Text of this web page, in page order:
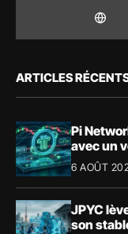
ARTICLES
Pi
avec un
6 AOÛT
JPYC
son